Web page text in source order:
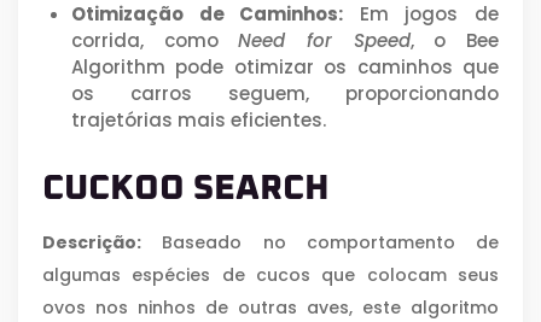
Otimização de Caminhos: Em jogos de
corrida, comoNeed for Speed, o Bee
Algorithm pode otimizar os caminhos que
os carros seguem, proporcionando
trajetórias mais eficientes.
CUCKOO SEARCH
Descrição: Baseado no comportamento de
algumas espécies de cucos que colocam seus
ovos nos ninhos de outras aves, este algoritmo